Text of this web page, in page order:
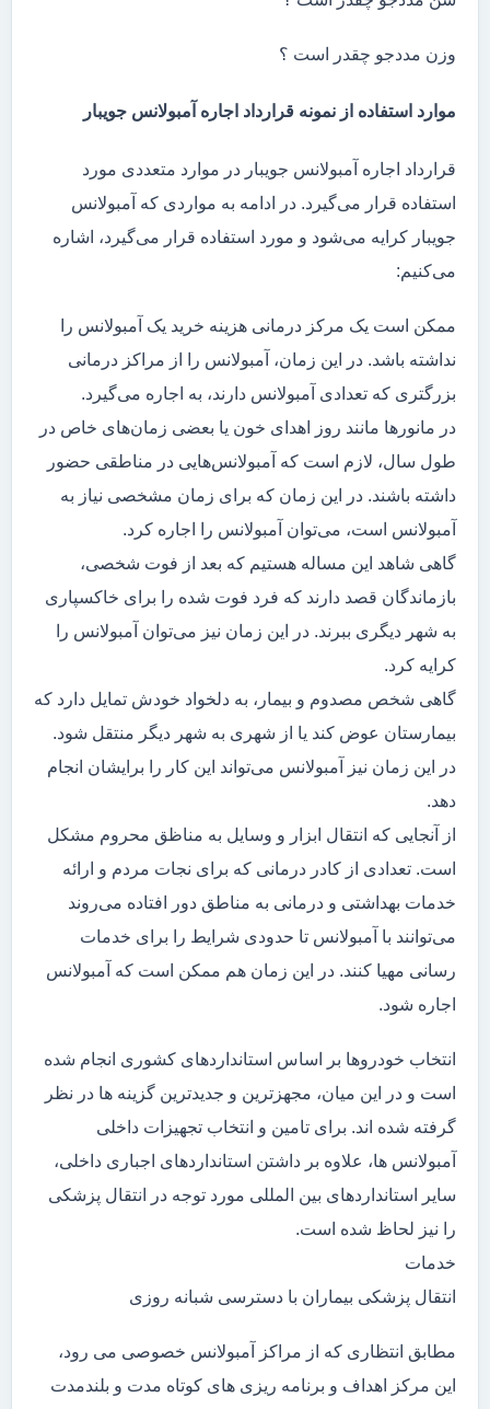
وزن مددجو چقدر است ؟
موارد استفاده از نمونه قرارداد اجاره آمبولانس جویبار
قرارداد اجاره آمبولانس جویبار در موارد متعددی مورد
استفاده قرار می‌گیرد. در ادامه به مواردی که آمبولانس
جویبار کرایه می‌شود و مورد استفاده قرار می‌گیرد، اشاره
می‌کنیم:
ممکن است یک مرکز درمانی هزینه خرید یک آمبولانس را
نداشته باشد. در این زمان، آمبولانس را از مراکز درمانی
بزرگتری که تعدادی آمبولانس دارند، به اجاره می‌گیرد.
در مانور‌ها مانند روز اهدای خون یا بعضی زمان‌های خاص در
طول سال، لازم است که آمبولانس‌هایی در مناطقی حضور
داشته باشند. در این زمان که برای زمان مشخصی نیاز به
آمبولانس است، می‌توان آمبولانس را اجاره کرد.
گاهی شاهد این مساله هستیم که بعد از فوت شخصی،
بازماندگان قصد دارند که فرد فوت شده را برای خاکسپاری
به شهر دیگری ببرند. در این زمان نیز می‌توان آمبولانس را
کرایه کرد.
گاهی شخص مصدوم و بیمار، به دلخواد خودش تمایل دارد که
بیمارستان عوض کند یا از شهری به شهر دیگر منتقل شود.
در این زمان نیز آمبولانس می‌تواند این کار را برایشان انجام
دهد.
از آنجایی که انتقال ابزار و وسایل به مناظق محروم مشکل
است. تعدادی از کادر درمانی که برای نجات مردم و ارائه
خدمات بهداشتی و درمانی به مناطق دور افتاده می‌روند
می‌توانند با آمبولانس تا حدودی شرایط را برای خدمات
رسانی مهیا کنند. در این زمان هم ممکن است که آمبولانس
اجاره شود.
انتخاب خودروها بر اساس استانداردهای کشوری انجام شده
است و در این میان، مجهزترین و جدیدترین گزینه ها در نظر
گرفته شده اند. برای تامین و انتخاب تجهیزات داخلی
آمبولانس ها، علاوه بر داشتن استانداردهای اجباری داخلی،
سایر استانداردهای بین المللی مورد توجه در انتقال پزشکی
را نیز لحاظ شده است.
خدمات
انتقال پزشکی بیماران با دسترسی شبانه روزی
مطابق انتظاری که از مراکز آمبولانس خصوصی می رود،
این مرکز اهداف و برنامه ریزی های کوتاه مدت و بلندمدت